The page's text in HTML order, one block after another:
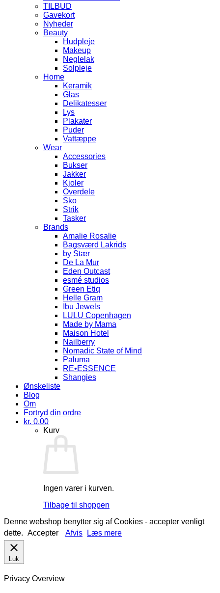
TILBUD
Gavekort
Nyheder
Beauty
Hudpleje
Makeup
Neglelak
Solpleje
Home
Keramik
Glas
Delikatesser
Lys
Plakater
Puder
Vattæppe
Wear
Accessories
Bukser
Jakker
Kjoler
Overdele
Sko
Strik
Tasker
Brands
Amalie Rosalie
Bagsværd Lakrids
by Stær
De La Mur
Eden Outcast
esmé studios
Green Etiq
Helle Gram
Ibu Jewels
LULU Copenhagen
Made by Mama
Maison Hotel
Nailberry
Nomadic State of Mind
Paluma
RE•ESSENCE
Shangies
Ønskeliste
Blog
Om
Fortryd din ordre
kr. 0.00
Kurv
Ingen varer i kurven.
Tilbage til shoppen
Denne webshop benytter sig af Cookies - accepter venligt
dette. Accepter Afvis Læs mere
Luk
Privacy Overview